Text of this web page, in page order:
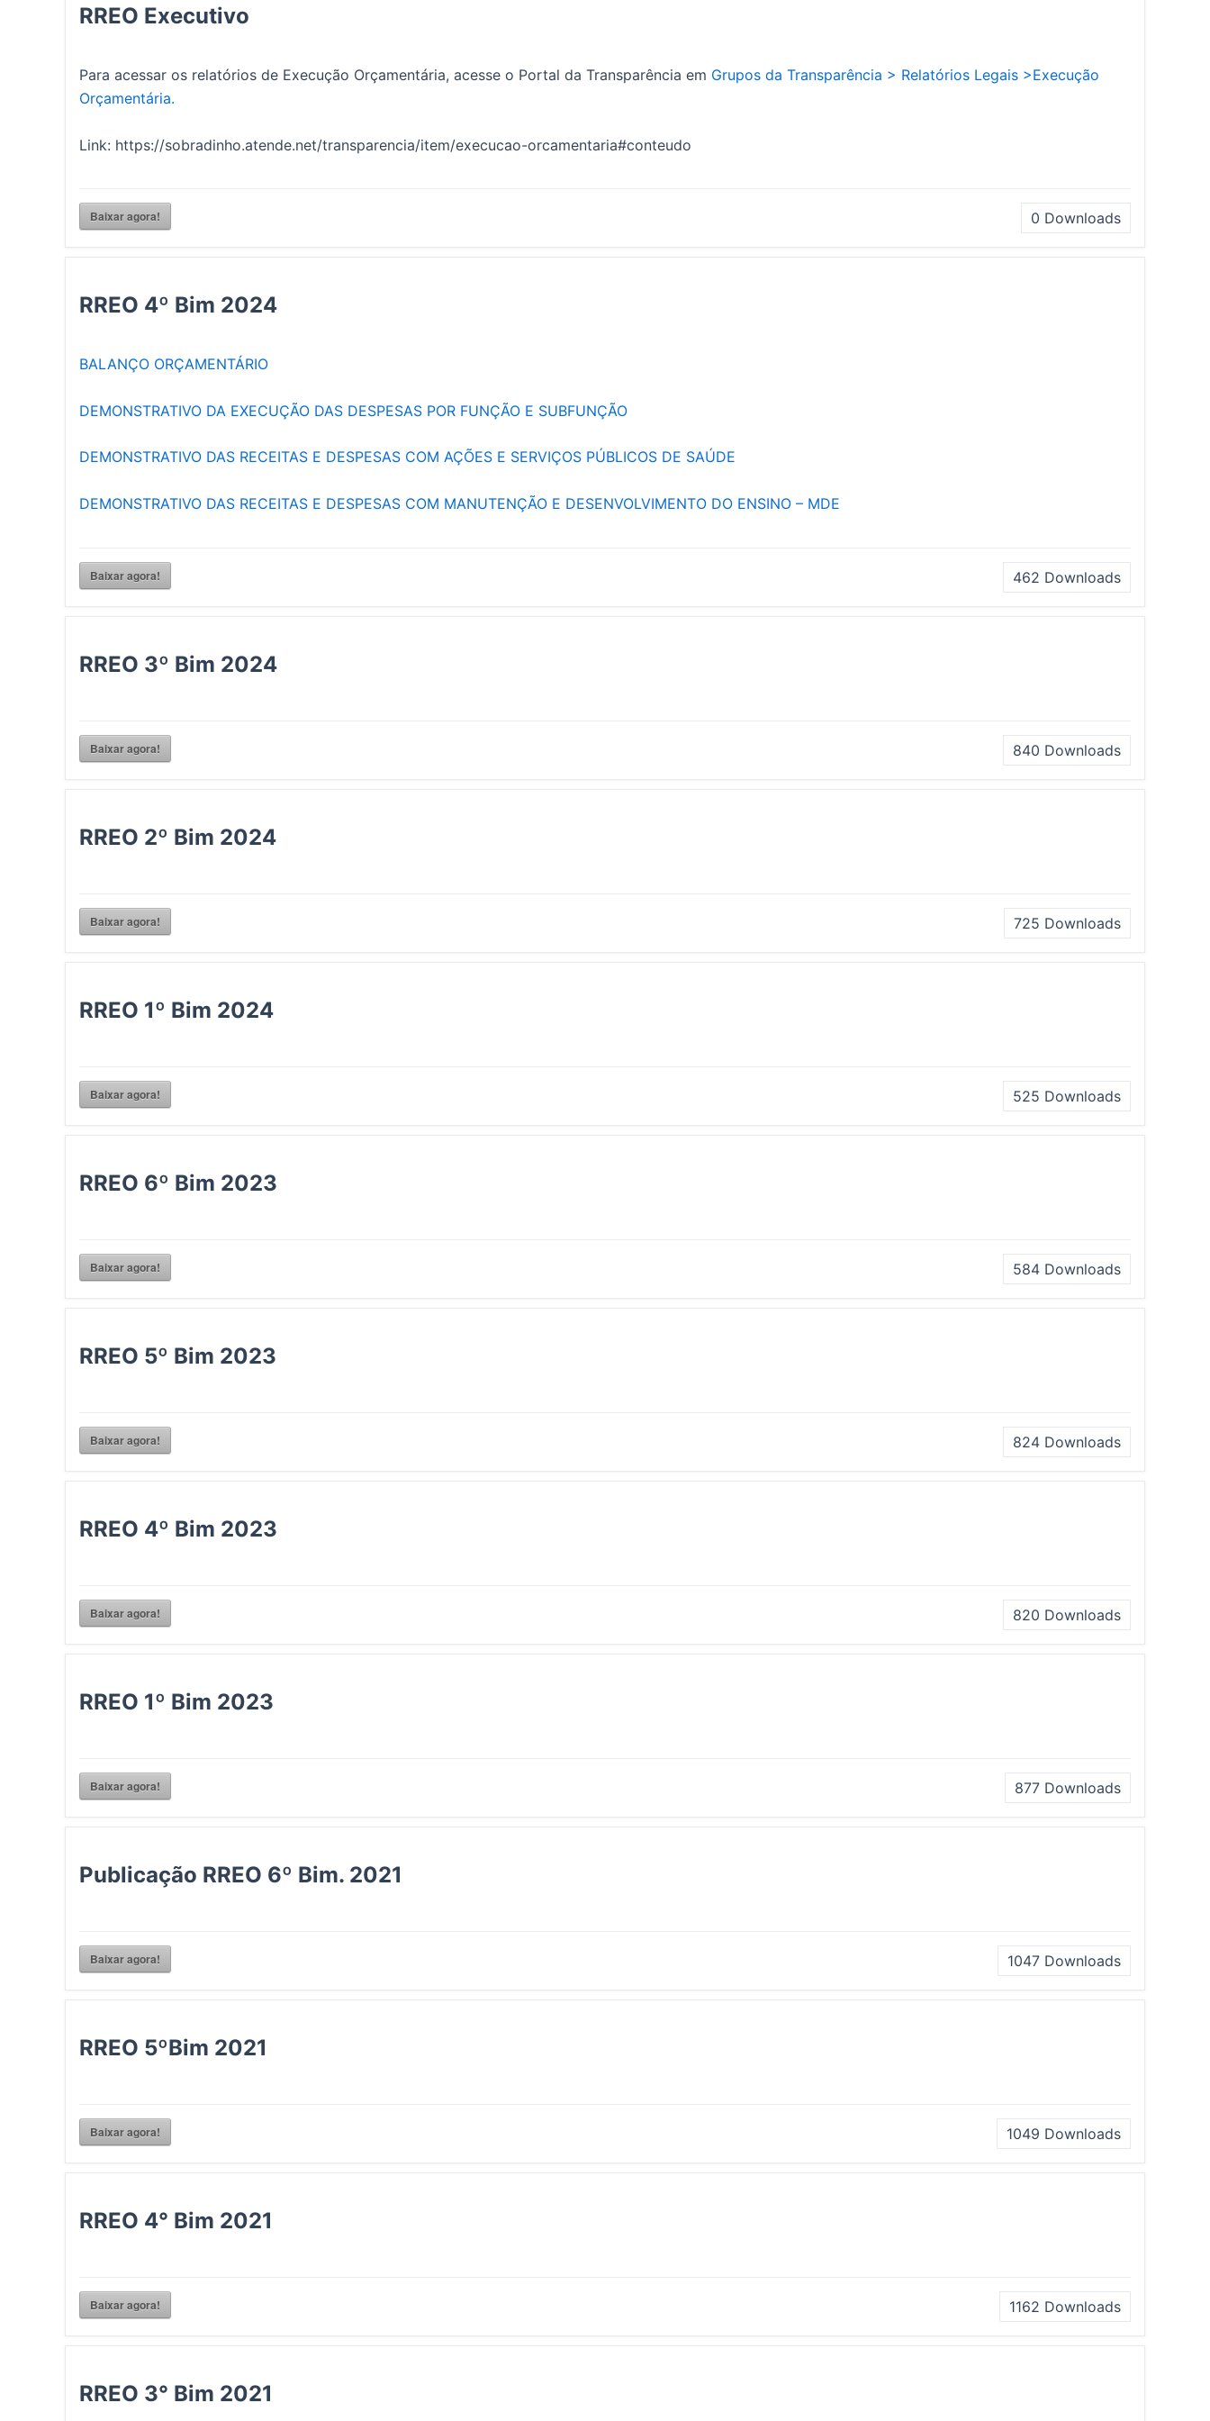
RREO Executivo
Para acessar os relatórios de Execução Orçamentária, acesse o Portal da Transparência em Grupos da Transparência > Relatórios Legais >Execução
Orçamentária.
Link: https://sobradinho.atende.net/transparencia/item/execucao-orcamentaria#conteudo
Baixar agora! 0 Downloads
RREO 4º Bim 2024
BALANÇO ORÇAMENTÁRIO
DEMONSTRATIVO DA EXECUÇÃO DAS DESPESAS POR FUNÇÃO E SUBFUNÇÃO
DEMONSTRATIVO DAS RECEITAS E DESPESAS COM AÇÕES E SERVIÇOS PÚBLICOS DE SAÚDE
DEMONSTRATIVO DAS RECEITAS E DESPESAS COM MANUTENÇÃO E DESENVOLVIMENTO DO ENSINO – MDE
Baixar agora! 462 Downloads
RREO 3º Bim 2024
Baixar agora! 840 Downloads
RREO 2º Bim 2024
Baixar agora! 725 Downloads
RREO 1º Bim 2024
Baixar agora! 525 Downloads
RREO 6º Bim 2023
Baixar agora! 584 Downloads
RREO 5º Bim 2023
Baixar agora! 824 Downloads
RREO 4º Bim 2023
Baixar agora! 820 Downloads
RREO 1º Bim 2023
Baixar agora! 877 Downloads
Publicação RREO 6º Bim. 2021
Baixar agora! 1047 Downloads
RREO 5ºBim 2021
Baixar agora! 1049 Downloads
RREO 4° Bim 2021
Baixar agora! 1162 Downloads
RREO 3° Bim 2021